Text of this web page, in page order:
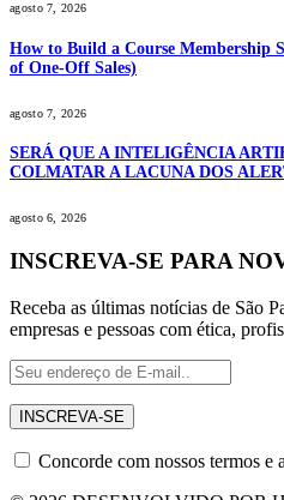
agosto 7, 2026
How to Build a Course Membership
of One-Off Sales)
agosto 7, 2026
SERÁ QUE A INTELIGÊNCIA
COLMATAR A LACUNA DOS
agosto 6, 2026
INSCREVA-SE PARA
Receba as últimas notícias de São
empresas e pessoas com ética,
Concorde com nossos termos e